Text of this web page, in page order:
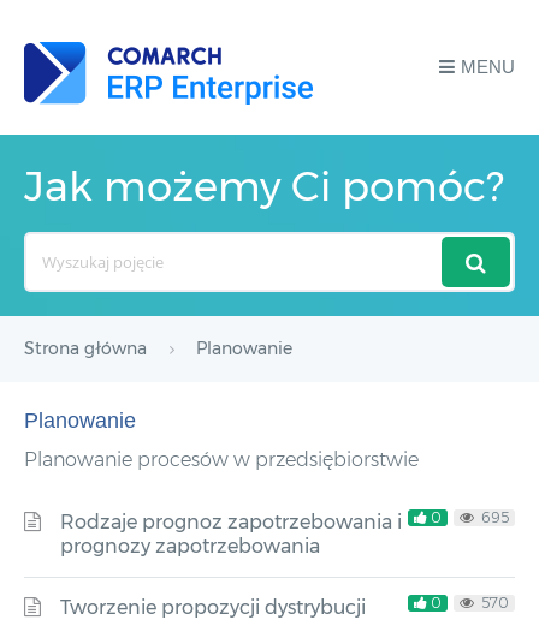
MENU
Jak możemy Ci pomóc?
For
Strona główna Planowanie
Planowanie
Planowanie procesów w przedsiębiorstwie
Rodzaje prognoz zapotrzebowania i
prognozy zapotrzebowania
0 695
Tworzenie propozycji dystrybucji 0 570